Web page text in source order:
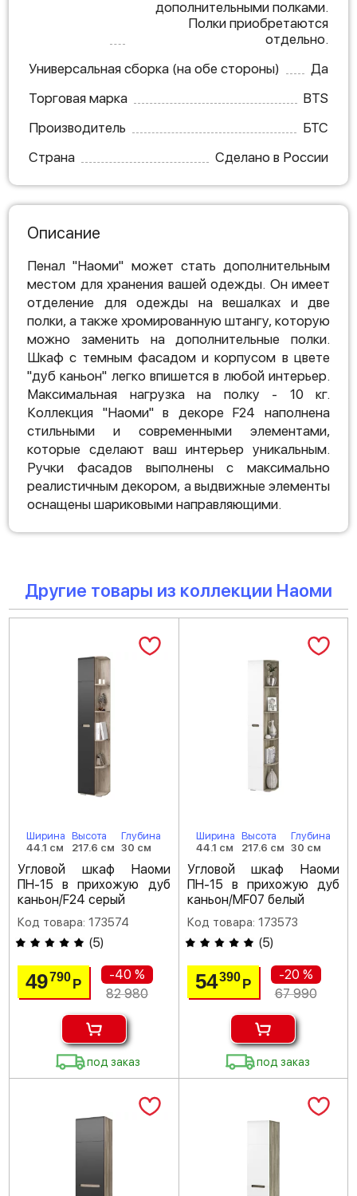
дополнительными полками.
Полки приобретаются
отдельно.
Универсальная сборка (на обе стороны)
Да
Торговая марка
BTS
Производитель
БТС
Страна
Сделано в России
Описание
Пенал "Наоми" может стать дополнительным
местом для хранения вашей одежды. Он имеет
отделение для одежды на вешалках и две
полки, а также хромированную штангу, которую
можно заменить на дополнительные полки.
Шкаф с темным фасадом и корпусом в цвете
"дуб каньон" легко впишется в любой интерьер.
Максимальная нагрузка на полку - 10 кг.
Коллекция "Наоми" в декоре F24 наполнена
стильными и современными элементами,
которые сделают ваш интерьер уникальным.
Ручки фасадов выполнены с максимально
реалистичным декором, а выдвижные элементы
оснащены шариковыми направляющими.
Другие товары из коллекции Наоми
Ширина
44.1 см
Высота
217.6 см
Глубина
30 см
Угловой шкаф Наоми
ПН-15 в прихожую дуб
каньон/F24 серый
Код товара: 173574
(5)
49790Р
-40 %
82 980
под заказ
Ширина
44.1 см
Высота
217.6 см
Глубина
30 см
Угловой шкаф Наоми
ПН-15 в прихожую дуб
каньон/MF07 белый
Код товара: 173573
(5)
54390 Р
-20 %
67 990
под заказ